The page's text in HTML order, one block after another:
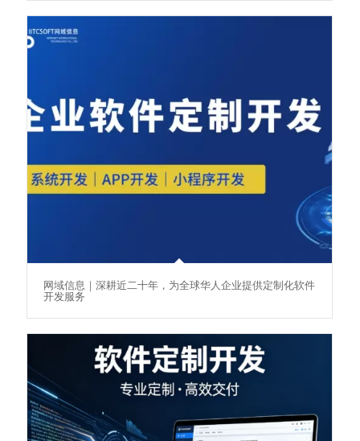
网域信息｜深耕近二十年，为全球华人企业提供定制化软件
开发服务